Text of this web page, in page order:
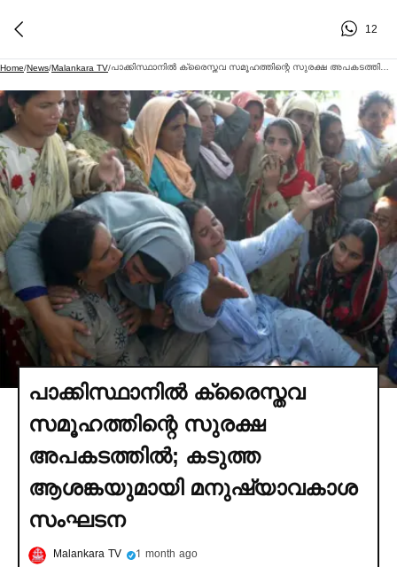
12
Home/News/Malankara TV/
പാക്കിസ്ഥാനില്‍ ക്രൈസ്തവ
സമൂഹത്തിന്റെ സുരക്ഷ
അപകടത്തില്‍; കടുത്ത
ആശങ്കയുമായി മനുഷ്യാവകാശ
സംഘടന
Malankara TV 1 month ago